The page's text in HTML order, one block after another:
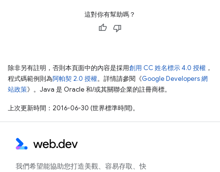
這對你有幫助嗎？
除非另有註明，否則本頁面中的內容是採用創用 CC 姓名標示 4.0 授權 ，
程式碼範例則為阿帕契 2.0 授權。詳情請參閱《Google Developers 網
站政策》。Java 是 Oracle 和/或其關聯企業的註冊商標。
上次更新時間：2016-06-30 (世界標準時間)。
我們希望能協助您打造美觀、容易存取、快